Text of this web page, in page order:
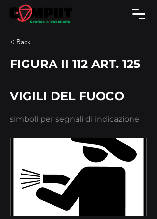
< Back
FIGURA II 112 ART. 125
VIGILI DEL FUOCO
simboli per segnali di indicazione